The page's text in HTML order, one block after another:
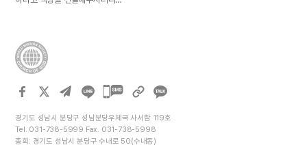
카카오톡
경기도 성남시 분당구 성남분당우체국 사서함 119호
Tel. 031-738-5999 Fax. 031-738-5998
총회: 경기도 성남시 분당구 수내로 50(수내동)